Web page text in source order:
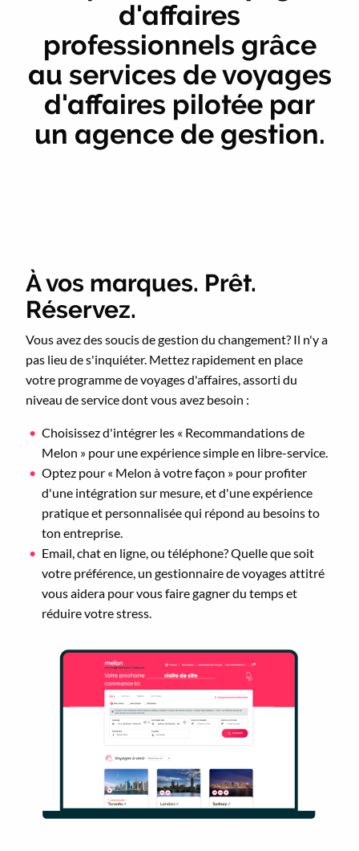
d'affaires
professionnels grâce
au services de voyages
d'affaires pilotée par
un agence de gestion.
À vos marques. Prêt.
Réservez.
Vous avez des soucis de gestion du changement? Il n'y a
pas lieu de s'inquiéter. Mettez rapidement en place
votre programme de voyages d'affaires, assorti du
niveau de service dont vous avez besoin :
Choisissez d'intégrer les « Recommandations de
Melon » pour une expérience simple en libre-service.
Optez pour « Melon à votre façon » pour profiter
d'une intégration sur mesure, et d'une expérience
pratique et personnalisée qui répond au besoins to
ton entreprise.
Email, chat en ligne, ou téléphone? Quelle que soit
votre préférence, un gestionnaire de voyages attitré
vous aidera pour vous faire gagner du temps et
réduire votre stress.